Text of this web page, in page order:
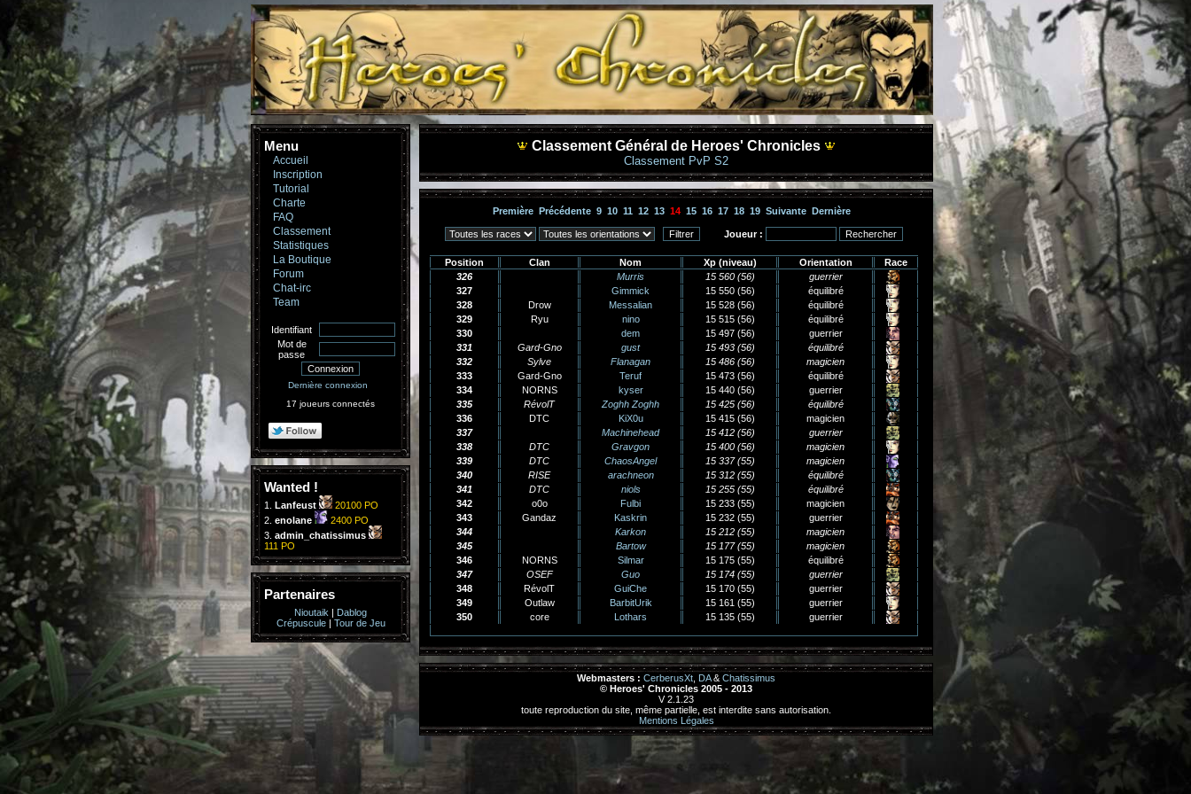
Menu
Accueil
Inscription
Tutorial
Charte
FAQ
Classement
Statistiques
La Boutique
Forum
Chat-irc
Team
Identifiant
Mot de
passe
Dernière connexion
17 joueurs connectés
Wanted !
1. Lanfeust
20100 PO
2. enolane
2400 PO
3. admin_chatissimus
111 PO
Partenaires
Nioutaik | Dablog
Crépuscule| Tour de Jeu
Classement Général de Heroes' Chronicles
Classement PvP S2
Première Précédente 9 10 11 12 13 14 15 16 17 18 19 Suivante Dernière
Joueur :
Position Clan Nom Xp (niveau) Orientation
Race
326
Murris 15 560 (56)
guerrier
327
Gimmick 15 550 (56)
équilibré
328
Drow Messalian 15 528 (56)
équilibré
329
Ryu nino 15 515 (56)
équilibré
330
dem 15 497 (56)
guerrier
331
Gard-Gno gust 15 493 (56)
équilibré
332
Sylve Flanagan 15 486 (56)
magicien
333
Gard-Gno Teruf 15 473 (56)
équilibré
334
NORNS kyser 15 440 (56)
guerrier
335
RévolT Zoghh Zoghh 15 425 (56)
équilibré
336
DTC KiX0u 15 415 (56)
magicien
337
Machinehead 15 412 (56)
guerrier
338
DTC Gravgon 15 400 (56)
magicien
339
DTC ChaosAngel 15 337 (55)
magicien
340
RISE arachneon 15 312 (55)
équilibré
341
DTC niols 15 255 (55)
équilibré
342
o0o Fulbi 15 233 (55)
magicien
343
Gandaz Kaskrin 15 232 (55)
guerrier
344
Karkon 15 212 (55)
magicien
345
Bartow 15 177 (55)
magicien
346
NORNS Silmar 15 175 (55)
équilibré
347
OSEF Guo 15 174 (55)
guerrier
348
RévolT GuiChe 15 170 (55)
guerrier
349
Outlaw BarbitUrik 15 161 (55)
guerrier
350
core Lothars 15 135 (55) guerrier
Webmasters : CerberusXt DA& Chatissimus
© Heroes' Chronicles 2005 - 2013
V 2.1.23
toute reproduction du site, même partielle, est interdite sans autorisation.
Mentions Légales